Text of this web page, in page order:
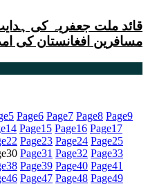
قائد ملت جعفریہ کی
مسافرین افغانستان کی
5 Page6 Page7 Page8 Page9
14 Page15 Page16 Page17
22 Page23 Page24 Page25
30 Page31 Page32 Page33
38 Page39 Page40 Page41
46 Page47 Page48 Page49